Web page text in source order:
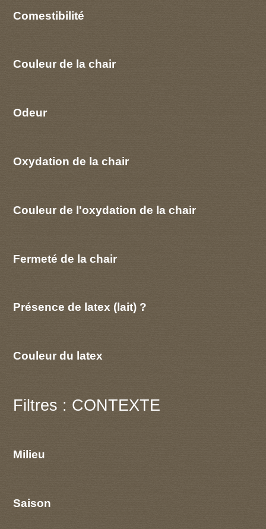
Comestibilité
Couleur de la chair
Odeur
Oxydation de la chair
Couleur de l'oxydation de la chair
Fermeté de la chair
Présence de latex (lait) ?
Couleur du latex
Filtres : CONTEXTE
Milieu
Saison